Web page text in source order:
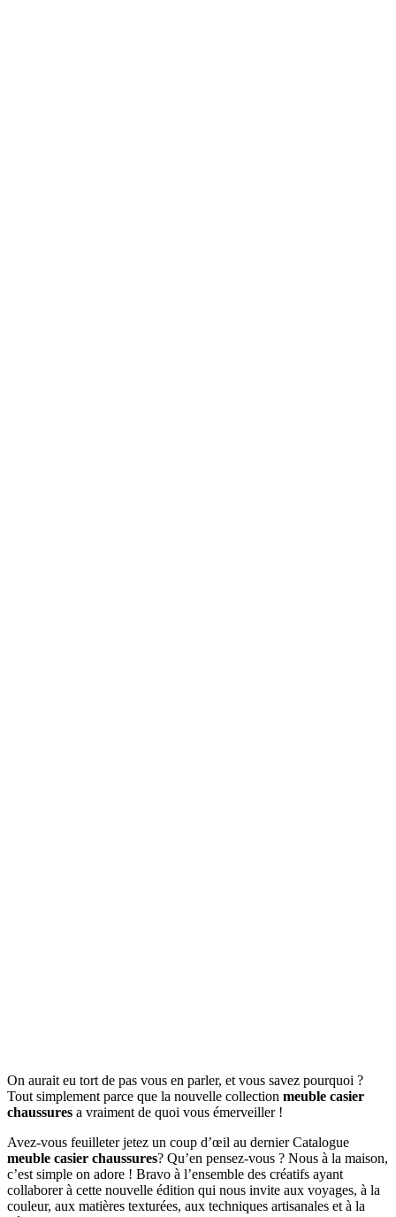
On aurait eu tort de pas vous en parler, et vous savez pourquoi ?
Tout simplement parce que la nouvelle collection meuble casier
chaussures a vraiment de quoi vous émerveiller !
Avez-vous feuilleter jetez un coup d’œil au dernier Catalogue
meuble casier chaussures? Qu’en pensez-vous ? Nous à la maison,
c’est simple on adore ! Bravo à l’ensemble des créatifs ayant
collaborer à cette nouvelle édition qui nous invite aux voyages, à la
couleur, aux matières texturées, aux techniques artisanales et à la